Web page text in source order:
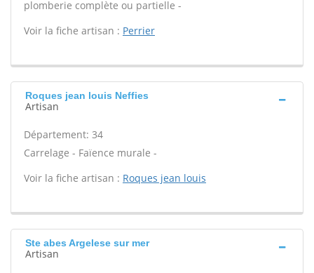
plomberie complète ou partielle -
Voir la fiche artisan : Perrier
Roques jean louis Neffies
Artisan
Département: 34
Carrelage - Faïence murale -
Voir la fiche artisan : Roques jean louis
Ste abes Argelese sur mer
Artisan